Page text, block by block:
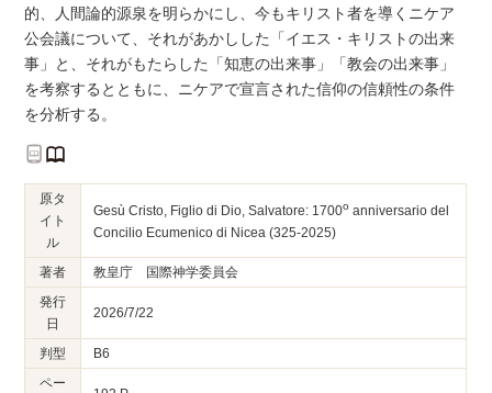
的、人間論的源泉を明らかにし、今もキリスト者を導くニケア
公会議について、それがあかしした「イエス・キリストの出来
事」と、それがもたらした「知恵の出来事」「教会の出来事」
を考察するとともに、ニケアで宣言された信仰の信頼性の条件
を分析する。
原タ
イト
ル
Gesù Cristo, Figlio di Dio, Salvatore: 1700o anniversario del
Concilio Ecumenico di Nicea (325-2025)
著者
教皇庁 国際神学委員会
発行
日
2026/7/22
判型
B6
ペー